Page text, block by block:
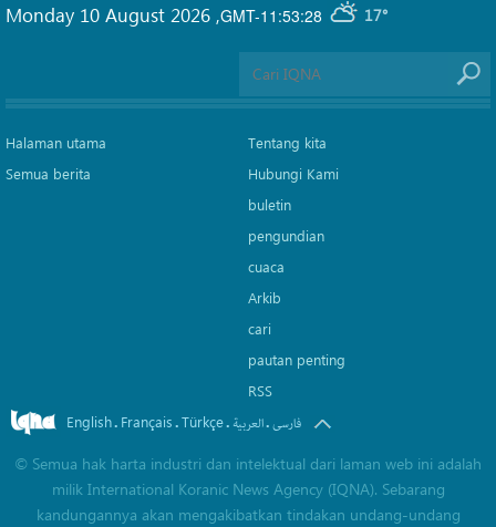
GMT-11:53:28 17°
Monday 10 August 2026 ,
Halaman utama
Semua berita
Tentang kita
Hubungi Kami
buletin
pengundian
cuaca
Arkib
cari
pautan penting
RSS
English. Français.Türkçe. العربیة.فارسی
© Semua hak harta industri dan intelektual dari laman web ini adalah
milik International Koranic News Agency (IQNA). Sebarang
kandungannya akan mengakibatkan tindakan undang-undang